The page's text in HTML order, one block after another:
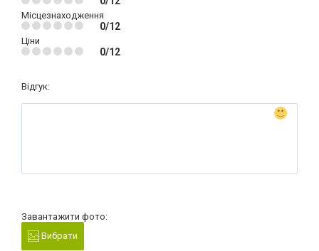
Місцезнаходження
0/12
Ціни
0/12
Відгук:
Завантажити фото:
Вибрати